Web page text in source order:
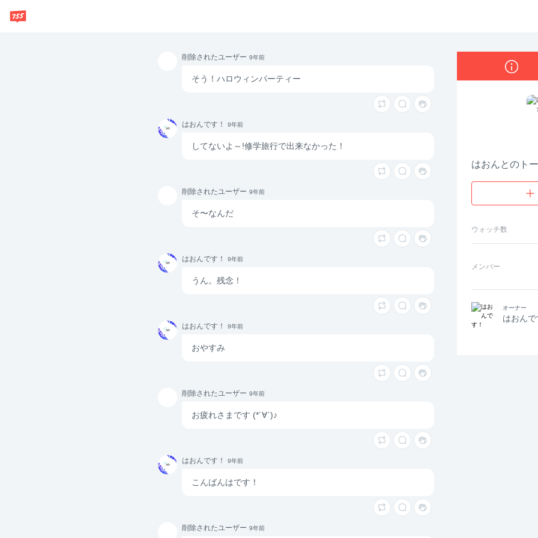
削除されたユーザー 9年前
そう！ハロウィンパーティー
はおん
です！
はおんです！ 9年前
してないよ～!修学旅行で出来なかった！
削除されたユーザー 9年前
そ〜なんだ
はおん
です！
はおんです！ 9年前
うん。残念！
はおん
です！
はおんです！ 9年前
おやすみ
削除されたユーザー 9年前
お疲れさまです (*´∀`)♪
はおん
です！
はおんです！ 9年前
こんばんはです！
削除されたユーザー 9年前
はおんとのト
ウォッチ数
メンバー
オーナー
はおん